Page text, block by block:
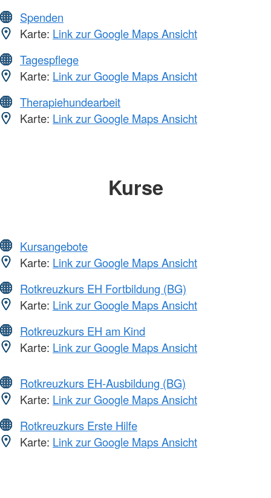
Spenden
Karte: Link zur Google Maps Ansicht
Tagespflege
Karte: Link zur Google Maps Ansicht
Therapiehundearbeit
Karte: Link zur Google Maps Ansicht
Kurse
Kursangebote
Karte: Link zur Google Maps Ansicht
Rotkreuzkurs EH Fortbildung (BG)
Karte: Link zur Google Maps Ansicht
Rotkreuzkurs EH am Kind
Karte: Link zur Google Maps Ansicht
Rotkreuzkurs EH-Ausbildung (BG)
Karte: Link zur Google Maps Ansicht
Rotkreuzkurs Erste Hilfe
Karte: Link zur Google Maps Ansicht